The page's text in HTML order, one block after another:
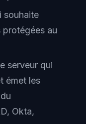
souhaite
protégées au
serveur qui
émet les
Okta,